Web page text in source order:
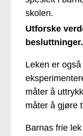
skolen.
Utforske
besluttninger.
Leken er
måter å
måter å gjøre
Barnas frie